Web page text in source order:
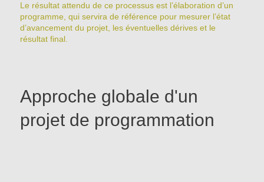
Le résultat attendu de ce processus est l’élaboration d’un
programme, qui servira de référence pour mesurer l’état
d’avancement du projet, les éventuelles dérives et le
résultat final.
Approche globale d'un
projet de programmation